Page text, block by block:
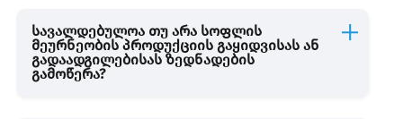
სავალდებულოა თუ არა სოფლის
მეურნეობის პროდუქციის გაყიდვისას ან
გადაადგილებისას ზედნადების
გამოწერა?